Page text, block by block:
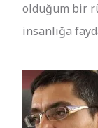
olduğum bir
insanlığa